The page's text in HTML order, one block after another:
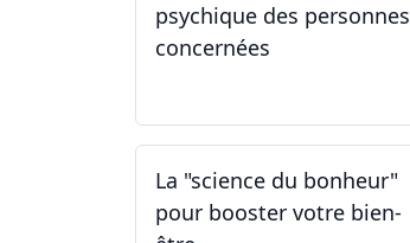
psychique des personnes
concernées
La "science du bonheur"
pour booster votre bien-